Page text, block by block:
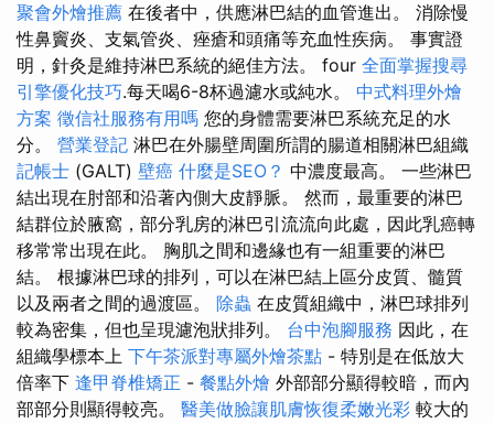
聚會外燴推薦 在後者中，供應淋巴結的血管進出。 消除慢
性鼻竇炎、支氣管炎、痤瘡和頭痛等充血性疾病。 事實證
明，針灸是維持淋巴系統的絕佳方法。 four 全面掌握搜尋
引擎優化技巧.每天喝6-8杯過濾水或純水。 中式料理外燴
方案 徵信社服務有用嗎 您的身體需要淋巴系統充足的水
分。 營業登記 淋巴在外腸壁周圍所謂的腸道相關淋巴組織
記帳士 (GALT) 壁癌 什麼是SEO？ 中濃度最高。 一些淋巴
結出現在肘部和沿著內側大皮靜脈。 然而，最重要的淋巴
結群位於腋窩，部分乳房的淋巴引流流向此處，因此乳癌轉
移常常出現在此。 胸肌之間和邊緣也有一組重要的淋巴
結。 根據淋巴球的排列，可以在淋巴結上區分皮質、髓質
以及兩者之間的過渡區。 除蟲 在皮質組織中，淋巴球排列
較為密集，但也呈現濾泡狀排列。 台中泡腳服務 因此，在
組織學標本上 下午茶派對專屬外燴茶點 - 特別是在低放大
倍率下 逢甲脊椎矯正 - 餐點外燴 外部部分顯得較暗，而內
部部分則顯得較亮。 醫美做臉讓肌膚恢復柔嫩光彩 較大的